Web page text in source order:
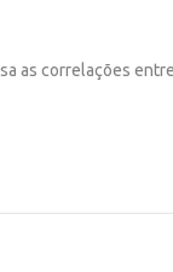
as correlações